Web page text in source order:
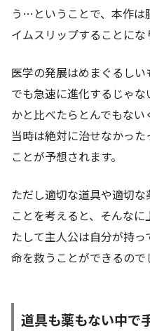
う…ということで、本作は
イムスリップすることにな
医学の発展はめまぐるし
でも急速に進化するじゃ
かと比べたらとんでもない
当時は絶対に治せなかっ
ことが予想されます。
ただし適切な道具や適切
ことを考えると、そんな
たして主人公は自分が持
命を救うことができるので
道具も薬もない中で